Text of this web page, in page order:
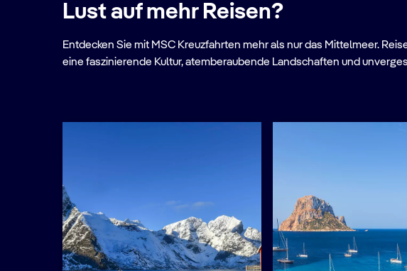
Lust auf mehr Reisen?
Entdecken Sie mit MSC Kreuzfahrten mehr als nur das Mittelmeer.
eine faszinierende Kultur, atemberaubende Landschaften und